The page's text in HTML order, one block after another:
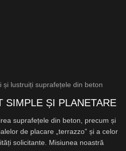
lustruiți suprafețele din beton
SIMPLE ȘI PLANETARE
suprafețele din beton, precum și
de placare „terrazzo” și a celor
solicitante. Misiunea noastră